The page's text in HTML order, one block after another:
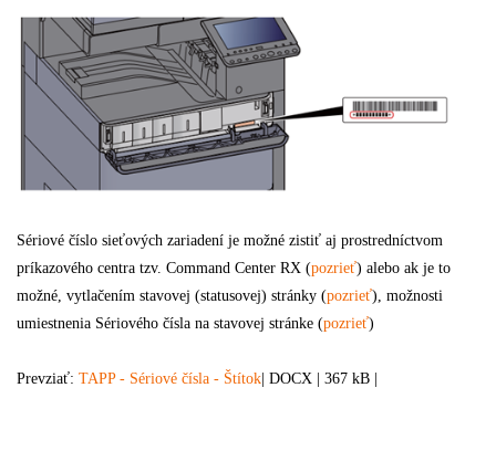
Sériové číslo sieťových zariadení je možné zistiť aj prostredníctvom
príkazového centra tzv. Command Center RX (pozrieť) alebo ak je to
možné, vytlačením stavovej (statusovej) stránky (pozrieť), možnosti
umiestnenia Sériového čísla na stavovej stránke (pozrieť)
Prevziať: TAPP - Sériové čísla - Štítok | DOCX | 367 kB |